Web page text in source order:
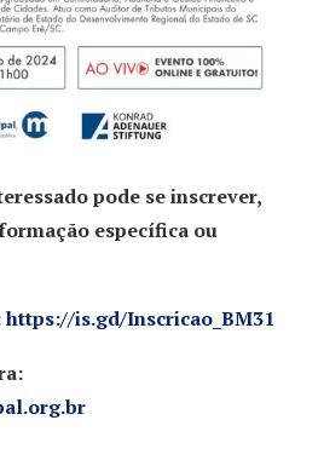
pode se inscrever,
específica ou
https://is.gd/Inscricao_BM31